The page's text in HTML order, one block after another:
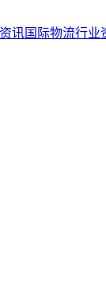
资讯国际物流行业